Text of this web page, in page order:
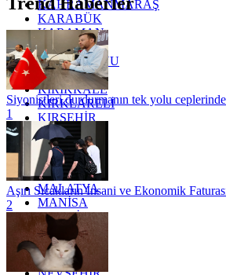
KAHRAMANMARAŞ
KARABÜK
KARAMAN
KARS
KASTAMONU
KAYSERİ
KIRIKKALE
KIRKLARELİ
KIRŞEHİR
KOCAELİ
KONYA
KÜTAHYA
KİLİS
MALATYA
MANİSA
MARDİN
MERSİN
MUĞLA
MUŞ
Siyonistleri durdurmanın tek yolu
1
Aşırı Sıcakların İnsani ve Ekonomik
2